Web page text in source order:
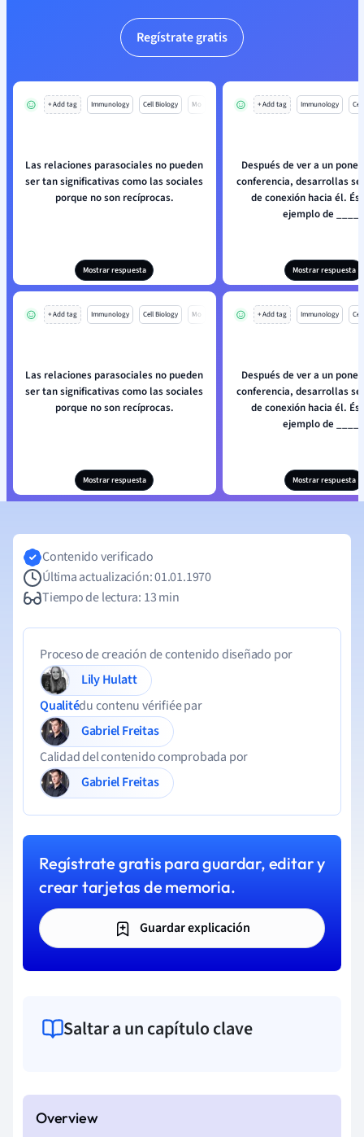
Regístrate gratis
+ Add tag Immunology Cell Biology Mo
Las relaciones parasociales no pueden
ser tan significativas como las sociales
porque no son recíprocas.
Mostrar respuesta
+ Add tag Immunology
Después de ver a un
conferencia, desarrollas
de conexión hacia él.
ejemplo de _____
Mostrar respuesta
+ Add tag Immunology Cell Biology Mo
Las relaciones parasociales no pueden
ser tan significativas como las sociales
porque no son recíprocas.
Mostrar respuesta
+ Add tag Immunology
Después de ver a un
conferencia, desarrollas
de conexión hacia él.
ejemplo de _____
Mostrar respuesta
Contenido verificado
Última actualización: 01.01.1970
Tiempo de lectura: 13 min
Proceso de creación de contenido diseñado por
Lily Hulatt
Qualitédu contenu vérifiée par
Gabriel Freitas
Calidad del contenido comprobada por
Gabriel Freitas
Regístrate gratis para guardar, editar y
crear tarjetas de memoria.
Guardar explicación
Saltar a un capítulo clave